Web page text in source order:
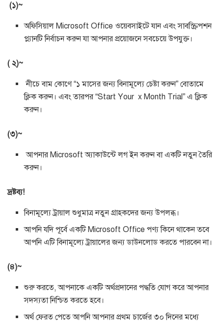
(১)~
অফিসিয়াল Microsoft Office ওয়েবসাইটে যান এবং সাবস্ক্রিপশন
প্ল্যানটি নির্বাচন করুন যা আপনার প্রয়োজনে সবচেয়ে উপযুক্ত।
( ২)~
নীচে বাম কোণে “১ মাসের জন্য বিনামূল্যে চেষ্টা করুন” বোতামে
ক্লিক করুন। এবং তারপর “Start Your x Month Trial” এ ক্লিক
করুন।
(৩)~
আপনার Microsoft অ্যাকাউন্টে লগ ইন করুন বা একটি নতুন তৈরি
করুন।
দ্রষ্টব্য!
বিনামূল্যে ট্রায়াল শুধুমাত্র নতুন গ্রাহকদের জন্য উপলব্ধ।
আপনি যদি পূর্বে একটি Microsoft Office পণ্য কিনে থাকেন তবে
আপনি এটি বিনামূল্যে ট্রায়ালের জন্য ডাউনলোড করতে পারবেন না।
(৪)~
শুরু করতে, আপনাকে একটি অর্থপ্রদানের পদ্ধতি যোগ করে আপনার
সদস্যতা নিশ্চিত করতে হবে।
অর্থ ফেরত পেতে আপনি আপনার প্রথম চার্জের ৩০ দিনের মধ্যে